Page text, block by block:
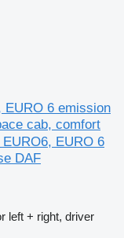
EURO 6 emission
cab, comfort
EURO 6
DAF
left + right, driver